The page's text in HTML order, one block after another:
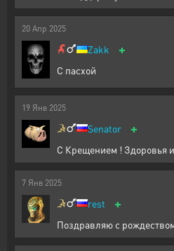
20 Апр 2025
Zakk +
С пасхой
19 Янв 2025
Senator +
С Крещением ! Здоровья
7 Янв 2025
rest +
Поздравляю с